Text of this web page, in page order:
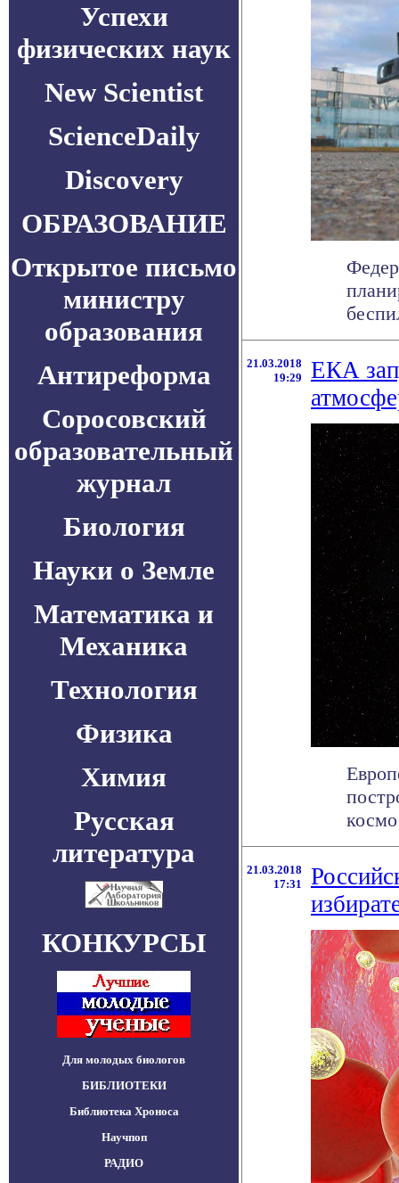
Успехи
физических наук
New Scientist
ScienceDaily
Discovery
ОБРАЗОВАНИЕ
Открытое письмо
министру
образования
Антиреформа
Соросовский
образовательный
журнал
Биология
Науки о Земле
Математика и
Механика
Технология
Физика
Химия
Русская
литература
КОНКУРСЫ
Для молодых биологов
БИБЛИОТЕКИ
Библиотека Хроноса
Научпоп
РАДИО
21.03.2018
19:29
ЕКА
21.03.2018
17:31